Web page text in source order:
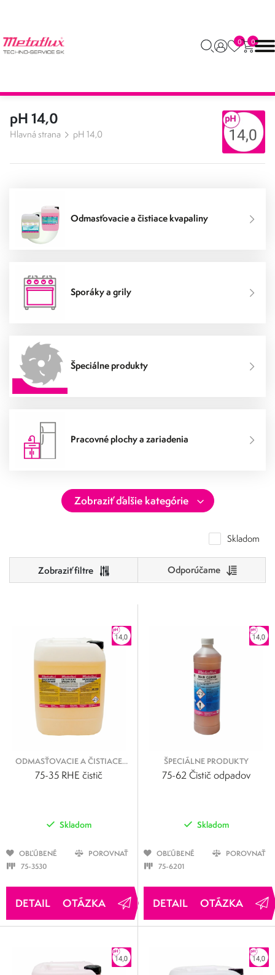
0 0
pH 14,0
Hlavná strana pH 14,0
Odmasťovacie a čistiace kvapaliny
Sporáky a grily
Špeciálne produkty
Pracovné plochy a zariadenia
Skladom
Odporúčame
375
ODMASŤOVACIE A ČISTIACE
KVAPALINY
75-35 RHE čistič
Skladom
OBĽÚBENÉ
POROVNAŤ
75-3530
OTÁZKA
ŠPECIÁLNE PRODUKTY
75-62 Čistič odpadov
Skladom
OBĽÚBENÉ
POROVNAŤ
75-6201
OTÁZKA